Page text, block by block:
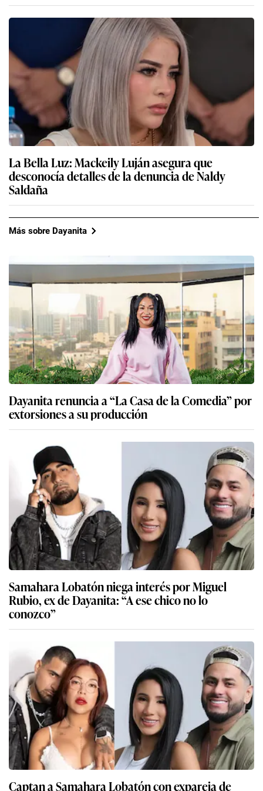
La Bella Luz: Mackeily Luján asegura que
desconocía detalles de la denuncia de Naldy
Saldaña
Más sobre Dayanita
Dayanita renuncia a “La Casa de la Comedia” por
extorsiones a su producción
Samahara Lobatón niega interés por Miguel
Rubio, ex de Dayanita: “A ese chico no lo
conozco”
Captan a Samahara Lobatón con expareja de